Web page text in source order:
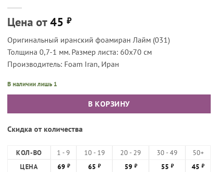
Цена от45 ₽
Оригинальный иранский фоамиран Лайм (031)
Толщина 0,7-1 мм. Размер листа: 60х70 см
Производитель: Foam Iran, Иран
В наличии лишь 1
В КОРЗИНУ
Скидка от количества
КОЛ-ВО 1 - 9 10 - 19 20 - 29 30 - 49
50+
ЦЕНА
69 ₽ 65 ₽ 59 ₽ 55 ₽ 45 ₽